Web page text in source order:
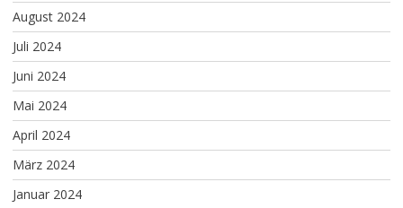
August 2024
Juli 2024
Juni 2024
Mai 2024
April 2024
März 2024
Januar 2024